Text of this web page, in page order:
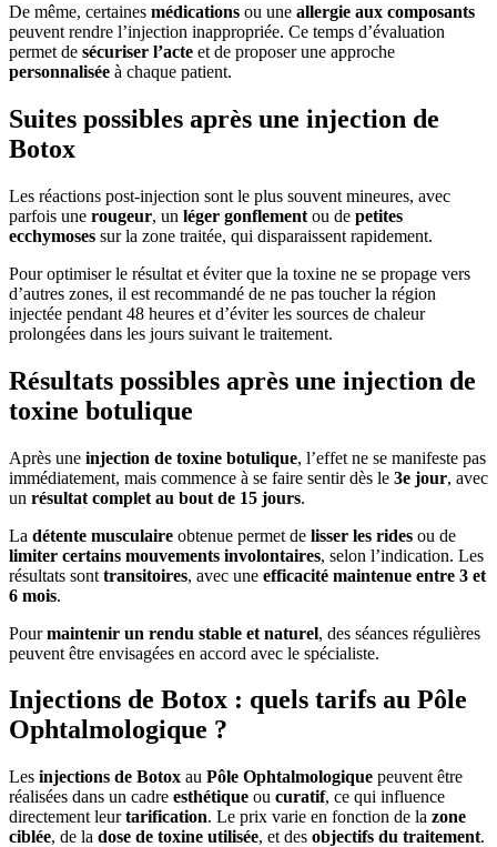
De même, certaines médications ou une allergie aux composants
peuvent rendre l’injection inappropriée. Ce temps d’évaluation
permet de sécuriser l’acte et de proposer une approche
personnalisée à chaque patient.
Suites possibles après une injection de
Botox
Les réactions post-injection sont le plus souvent mineures, avec
parfois une rougeur, un léger gonflement ou de petites
ecchymoses sur la zone traitée, qui disparaissent rapidement.
Pour optimiser le résultat et éviter que la toxine ne se propage vers
d’autres zones, il est recommandé de ne pas toucher la région
injectée pendant 48 heures et d’éviter les sources de chaleur
prolongées dans les jours suivant le traitement.
Résultats possibles après une injection de
toxine botulique
Après une injection de toxine botulique, l’effet ne se manifeste pas
immédiatement, mais commence à se faire sentir dès le 3e jour, avec
un résultat complet au bout de 15 jours.
La détente musculaire obtenue permet de lisser les rides ou de
limiter certains mouvements involontaires, selon l’indication. Les
résultats sont transitoires, avec une efficacité maintenue entre 3 et
6 mois.
Pourmaintenir un rendu stable et naturel, des séances régulières
peuvent être envisagées en accord avec le spécialiste.
Injections de Botox : quels tarifs au Pôle
Ophtalmologique ?
Les injections de Botox au Pôle Ophtalmologique peuvent être
réalisées dans un cadre esthétique ou curatif, ce qui influence
directement leurtarification. Le prix varie en fonction de la zone
ciblée, de la dose de toxine utilisée, et des objectifs du traitement.